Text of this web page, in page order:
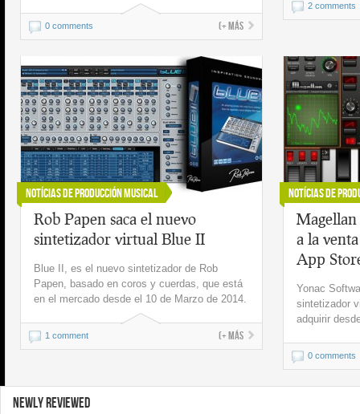
0 comments (+ más
2 comments
Notícias de Producción Musical
Rob Papen saca el nuevo
sintetizador virtual Blue II
Blue II, es el nuevo sintetizador de Rob
Papen, basado en coros y cuerdas, que está
en el mercado desde el 10 de Marzo de 2014.
1 comment (+ más
Notícias de
a la
App
Yonac
sintetizador
adquirir
0 comments
NEWLY REVIEWED